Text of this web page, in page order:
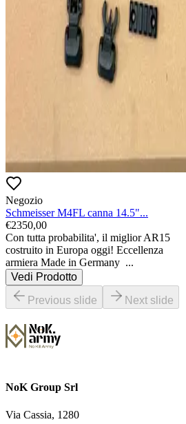
Negozio
Schmeisser M4FL canna 14.5"...
€2350,00
Con tutta probabilita', il miglior AR15
costruito in Europa oggi! Eccellenza
armiera Made in Germany ...
Vedi Prodotto
Previous slide
Next slide
NoK Group Srl
Via Cassia, 1280